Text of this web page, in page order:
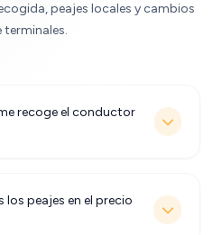
peajes locales y cambios
terminales.
recoge el conductor
peajes en el precio